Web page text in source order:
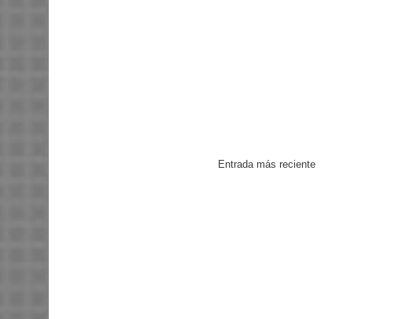
Entrada más reciente